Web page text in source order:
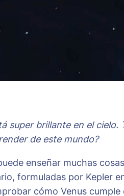
super brillante en el
de este mundo?
enseñar muchas
formuladas por Kepler
cómo Venus